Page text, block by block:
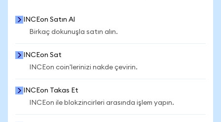
INCEon Satın Al
Birkaç dokunuşla satın alın.
INCEon Sat
INCEon coin'lerinizi nakde çevirin.
INCEon Takas Et
INCEon ile blokzincirleri arasında işlem yapın.